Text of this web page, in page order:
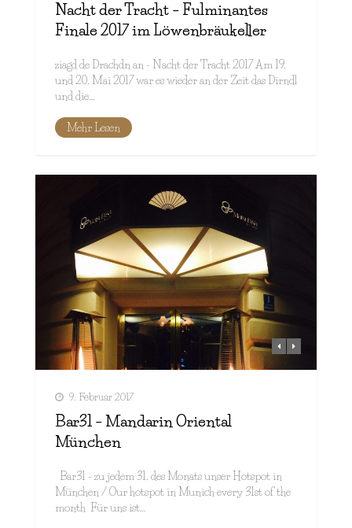
Nacht der Tracht – Fulminantes
Finale 2017 im Löwenbräukeller
ziagd de Drachdn an - Nacht der Tracht 2017 Am 19.
und 20. Mai 2017 war es wieder an der Zeit das Dirndl
und die…
Mehr Lesen
9. Februar 2017
Bar31 – Mandarin Oriental
München
Bar31 - zu jedem 31. des Monats unser Hotspot in
München / Our hotspot in Munich every 31st of the
month Für uns ist…